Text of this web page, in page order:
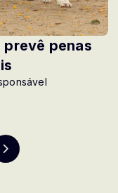
prevê penas